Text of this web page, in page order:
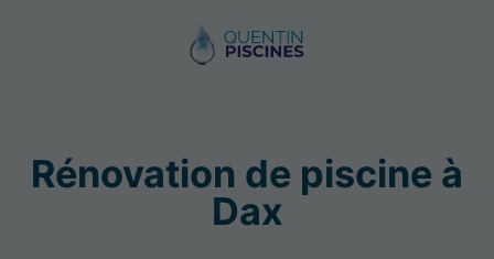
Rénovation de piscine à
Dax